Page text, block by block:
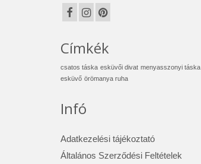
Címkék
csatos táska esküvői divat menyasszonyi táska
esküvő örömanya ruha
Infó
Adatkezelési tájékoztató
Általános Szerződési Feltételek